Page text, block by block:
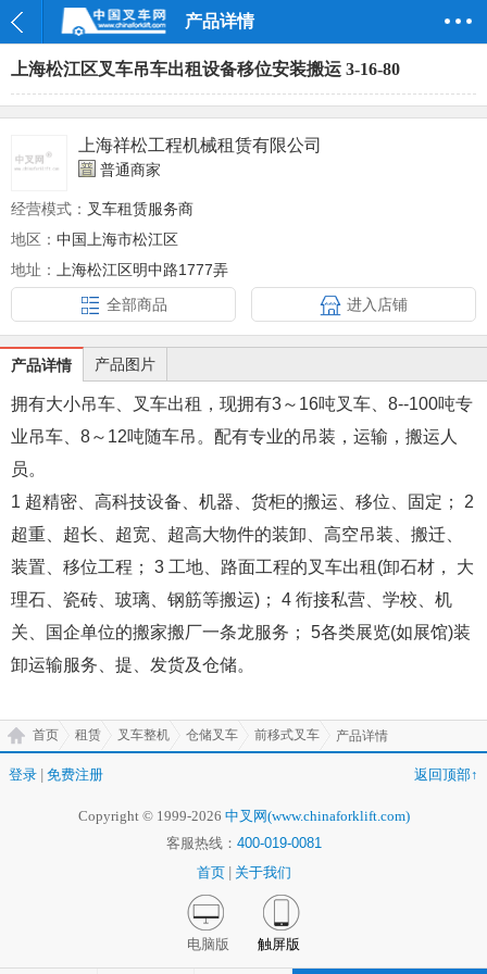
产品详情
上海松江区叉车吊车出租设备移位安装搬运 3-16-80
上海祥松工程机械租赁有限公司
普通商家
经营模式： 叉车租赁服务商
地区： 中国上海市松江区
地址：
上海松江区明中路1777弄
全部商品
进入店铺
产品详情 产品图片
拥有大小吊车、叉车出租，现拥有3～16吨叉车、8--100吨专
业吊车、8～12吨随车吊。配有专业的吊装，运输，搬运人
员。
1 超精密、高科技设备、机器、货柜的搬运、移位、固定； 2
超重、超长、超宽、超高大物件的装卸、高空吊装、搬迁、
装置、移位工程； 3 工地、路面工程的叉车出租(卸石材， 大
理石、瓷砖、玻璃、钢筋等搬运)； 4 衔接私营、学校、机
关、国企单位的搬家搬厂一条龙服务； 5各类展览(如展馆)装
卸运输服务、提、发货及仓储。
首页 租赁 叉车整机 仓储叉车 前移式叉车 产品详情
登录 免费注册 返回顶部↑
Copyright © 1999-2026 中叉网(www.chinaforklift.com)
客服热线： 400-019-0081
首页
关于我们
电脑版 触屏版